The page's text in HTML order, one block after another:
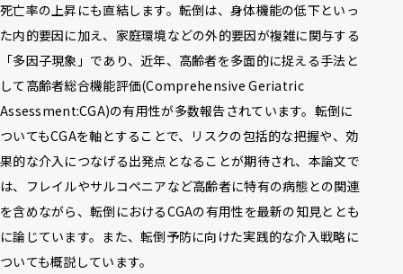
死亡率の上昇にも直結します。転倒は、身体機能の低下といっ
た内的要因に加え、家庭環境などの外的要因が複雑に関与する
「多因子現象」であり、近年、高齢者を多面的に捉える手法と
して高齢者総合機能評価(Comprehensive Geriatric
Assessment:CGA)の有用性が多数報告されています。転倒に
ついてもCGAを軸とすることで、リスクの包括的な把握や、効
果的な介入につなげる出発点となることが期待され、本論文で
は、フレイルやサルコペニアなど高齢者に特有の病態との関連
を含めながら、転倒におけるCGAの有用性を最新の知見ととも
に論じています。また、転倒予防に向けた実践的な介入戦略に
ついても概説しています。